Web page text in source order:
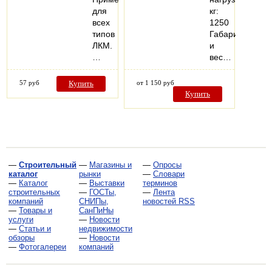
для
всех
типов
ЛКМ.
57 руб Купить
кг:
1250
Габариты
и
вес…
от 1 150 руб
Купить
— Строительный
каталог
— Каталог
строительных
компаний
— Товары и
услуги
— Статьи и
обзоры
— Фотогалереи
— Магазины и
рынки
— Выставки
— ГОСТы,
СНИПы,
СанПиНы
— Новости
недвижимости
— Новости
компаний
— Опросы
— Словари
терминов
— Лента
новостей RSS